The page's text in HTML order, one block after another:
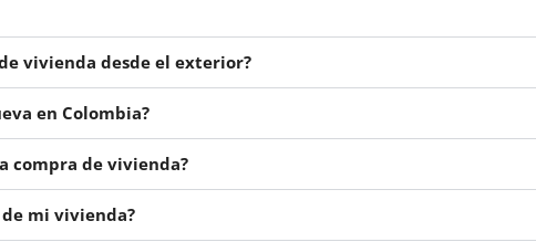
vivienda desde el exterior?
en Colombia?
compra de vivienda?
mi vivienda?